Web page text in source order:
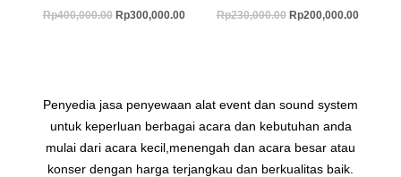
Rp400,000.00 Rp300,000.00 Rp230,000.00 Rp200,000.00
Penyedia jasa penyewaan alat event dan sound system
untuk keperluan berbagai acara dan kebutuhan anda
mulai dari acara kecil,menengah dan acara besar atau
konser dengan harga terjangkau dan berkualitas baik.